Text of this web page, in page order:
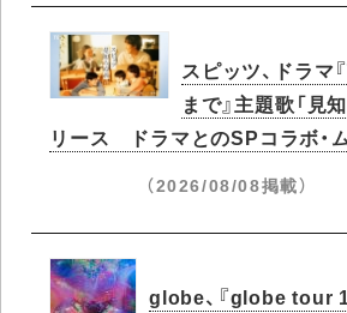
スピッツ、ドラマ
まで』主題歌「見
リース ドラマとのSPコラボ・
（2026/08/08掲載）
globe、『globe tour